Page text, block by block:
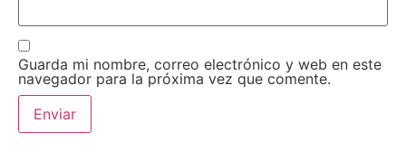
Guarda mi nombre, correo electrónico y web en este
navegador para la próxima vez que comente.